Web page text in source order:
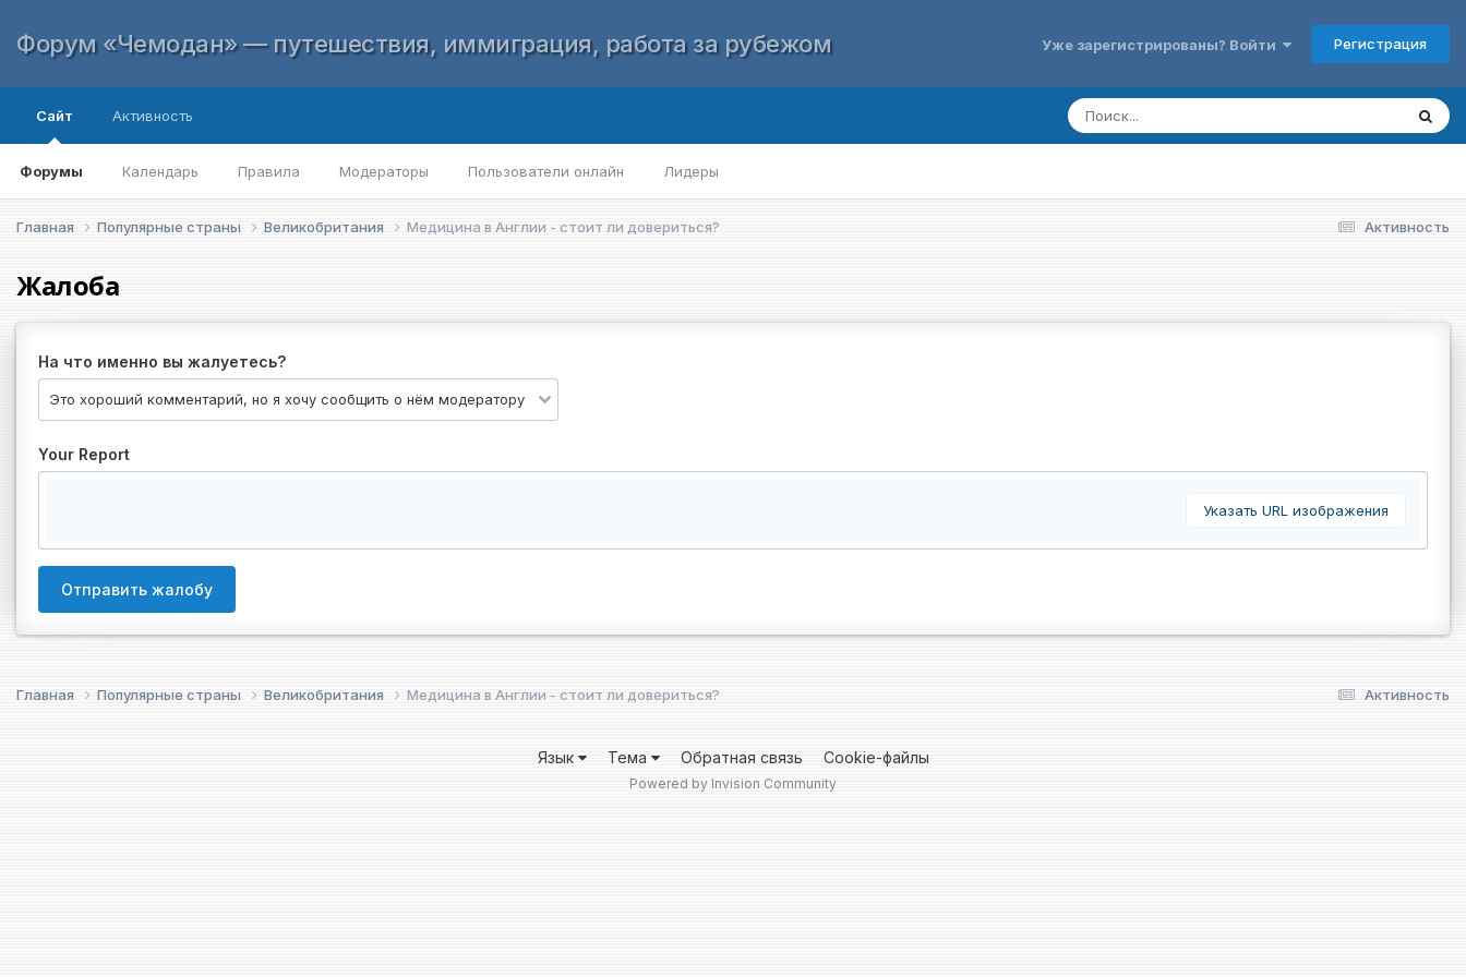
Форум «Чемодан» — путешествия, иммиграция, работа за рубежом Уже зарегистрированы? Войти Регистрация
Сайт
Форумы Календарь Правила Модераторы Пользователи онлайн Лидеры
Активность
Активность
Главная Популярные страны Великобритания Медицина в Англии - стоит ли довериться?
Жалоба
На что именно вы жалуетесь?
Your Report
Указать URL изображения
Отправить жалобу
Активность
Главная Популярные страны Великобритания Медицина в Англии - стоит ли довериться?
Язык Тема Обратная связь Cookie-файлы
Powered by Invision Community